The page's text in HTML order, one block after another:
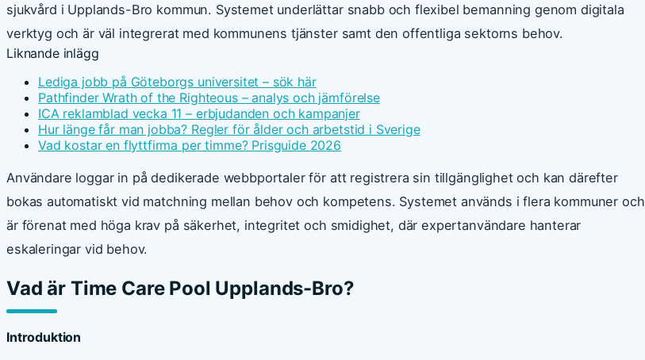
sjukvård i Upplands-Bro kommun. Systemet underlättar snabb och flexibel bemanning genom digitala
verktyg och är väl integrerat med kommunens tjänster samt den offentliga sektorns behov.
Liknande inlägg
Lediga jobb på Göteborgs universitet – sök här
Pathfinder Wrath of the Righteous – analys och jämförelse
ICA reklamblad vecka 11 – erbjudanden och kampanjer
Hur länge får man jobba? Regler för ålder och arbetstid i Sverige
Vad kostar en flyttfirma per timme? Prisguide 2026
Användare loggar in på dedikerade webbportaler för att registrera sin tillgänglighet och kan därefter
bokas automatiskt vid matchning mellan behov och kompetens. Systemet används i flera kommuner och
är förenat med höga krav på säkerhet, integritet och smidighet, där expertanvändare hanterar
eskaleringar vid behov.
Vad är Time Care Pool Upplands-Bro?
Introduktion